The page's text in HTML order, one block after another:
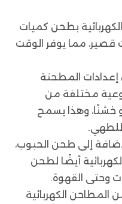
بطحن كميات
مما يوفر الوقت
المطحنة
مختلفة من
خشنًا، وهذا يسمح
للطهي.
إلى طحن الحبوب،
أيضًا لطحن
وحتى القهوة.
الكهربائية